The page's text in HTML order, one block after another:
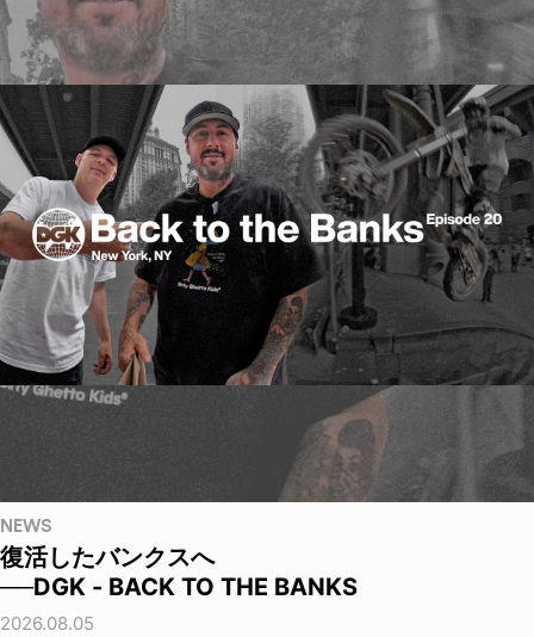
NEWS
復活したバンクスへ
──DGK - BACK TO THE BANKS
2026.08.05